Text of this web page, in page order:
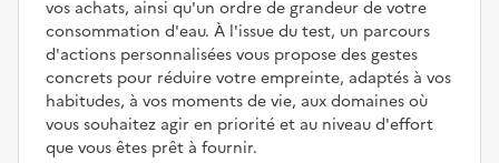
vos achats, ainsi qu'un ordre de grandeur de votre
consommation d'eau. À l'issue du test, un parcours
d'actions personnalisées vous propose des gestes
concrets pour réduire votre empreinte, adaptés à vos
habitudes, à vos moments de vie, aux domaines où
vous souhaitez agir en priorité et au niveau d'effort
que vous êtes prêt à fournir.